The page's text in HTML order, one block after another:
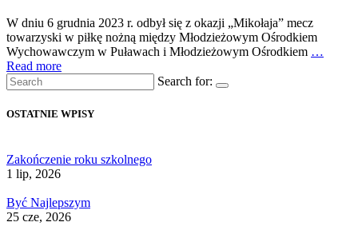
W dniu 6 grudnia 2023 r. odbył się z okazji „Mikołaja” mecz
towarzyski w piłkę nożną między Młodzieżowym Ośrodkiem
Wychowawczym w Puławach i Młodzieżowym Ośrodkiem …
Read more
Search for:
OSTATNIE WPISY
Zakończenie roku szkolnego
1 lip, 2026
Być Najlepszym
25 cze, 2026